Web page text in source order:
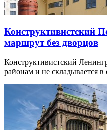
Конструктивистский
маршрут без дворцов
Конструктивистский
районам и не складывается